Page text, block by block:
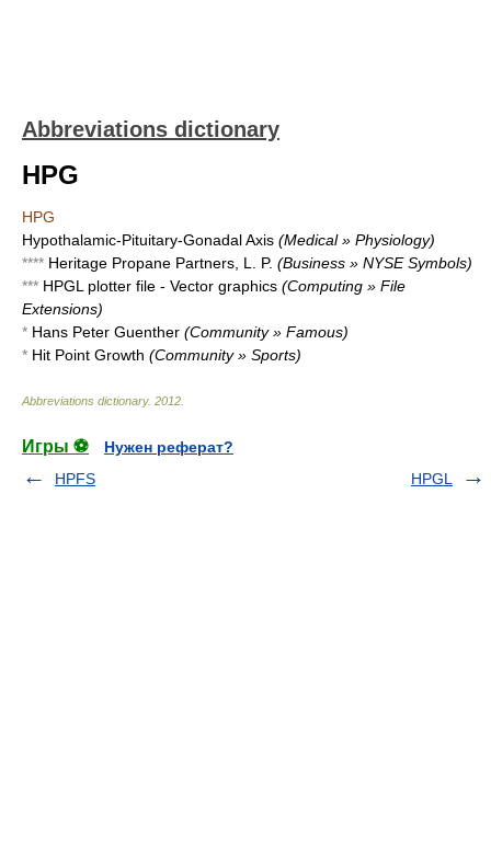
Abbreviations dictionary
HPG
HPG
Hypothalamic-Pituitary-Gonadal Axis (Medical » Physiology)
**** Heritage Propane Partners, L. P. (Business » NYSE Symbols)
*** HPGL plotter file - Vector graphics (Computing » File
Extensions)
* Hans Peter Guenther (Community » Famous)
* Hit Point Growth (Community » Sports)
Abbreviations dictionary. 2012
Игры ⚽
Нужен реферат?
HPFS
HPGL